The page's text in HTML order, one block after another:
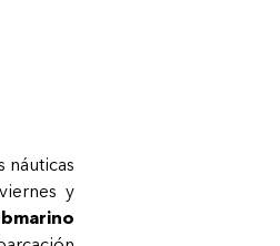
náuticas
y